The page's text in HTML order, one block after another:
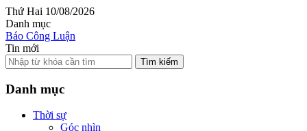
Thứ Hai 10/08/2026
Danh mục
Báo Công Luận
Tin mới
Tìm kiếm
Danh mục
Thời sự
Góc nhìn